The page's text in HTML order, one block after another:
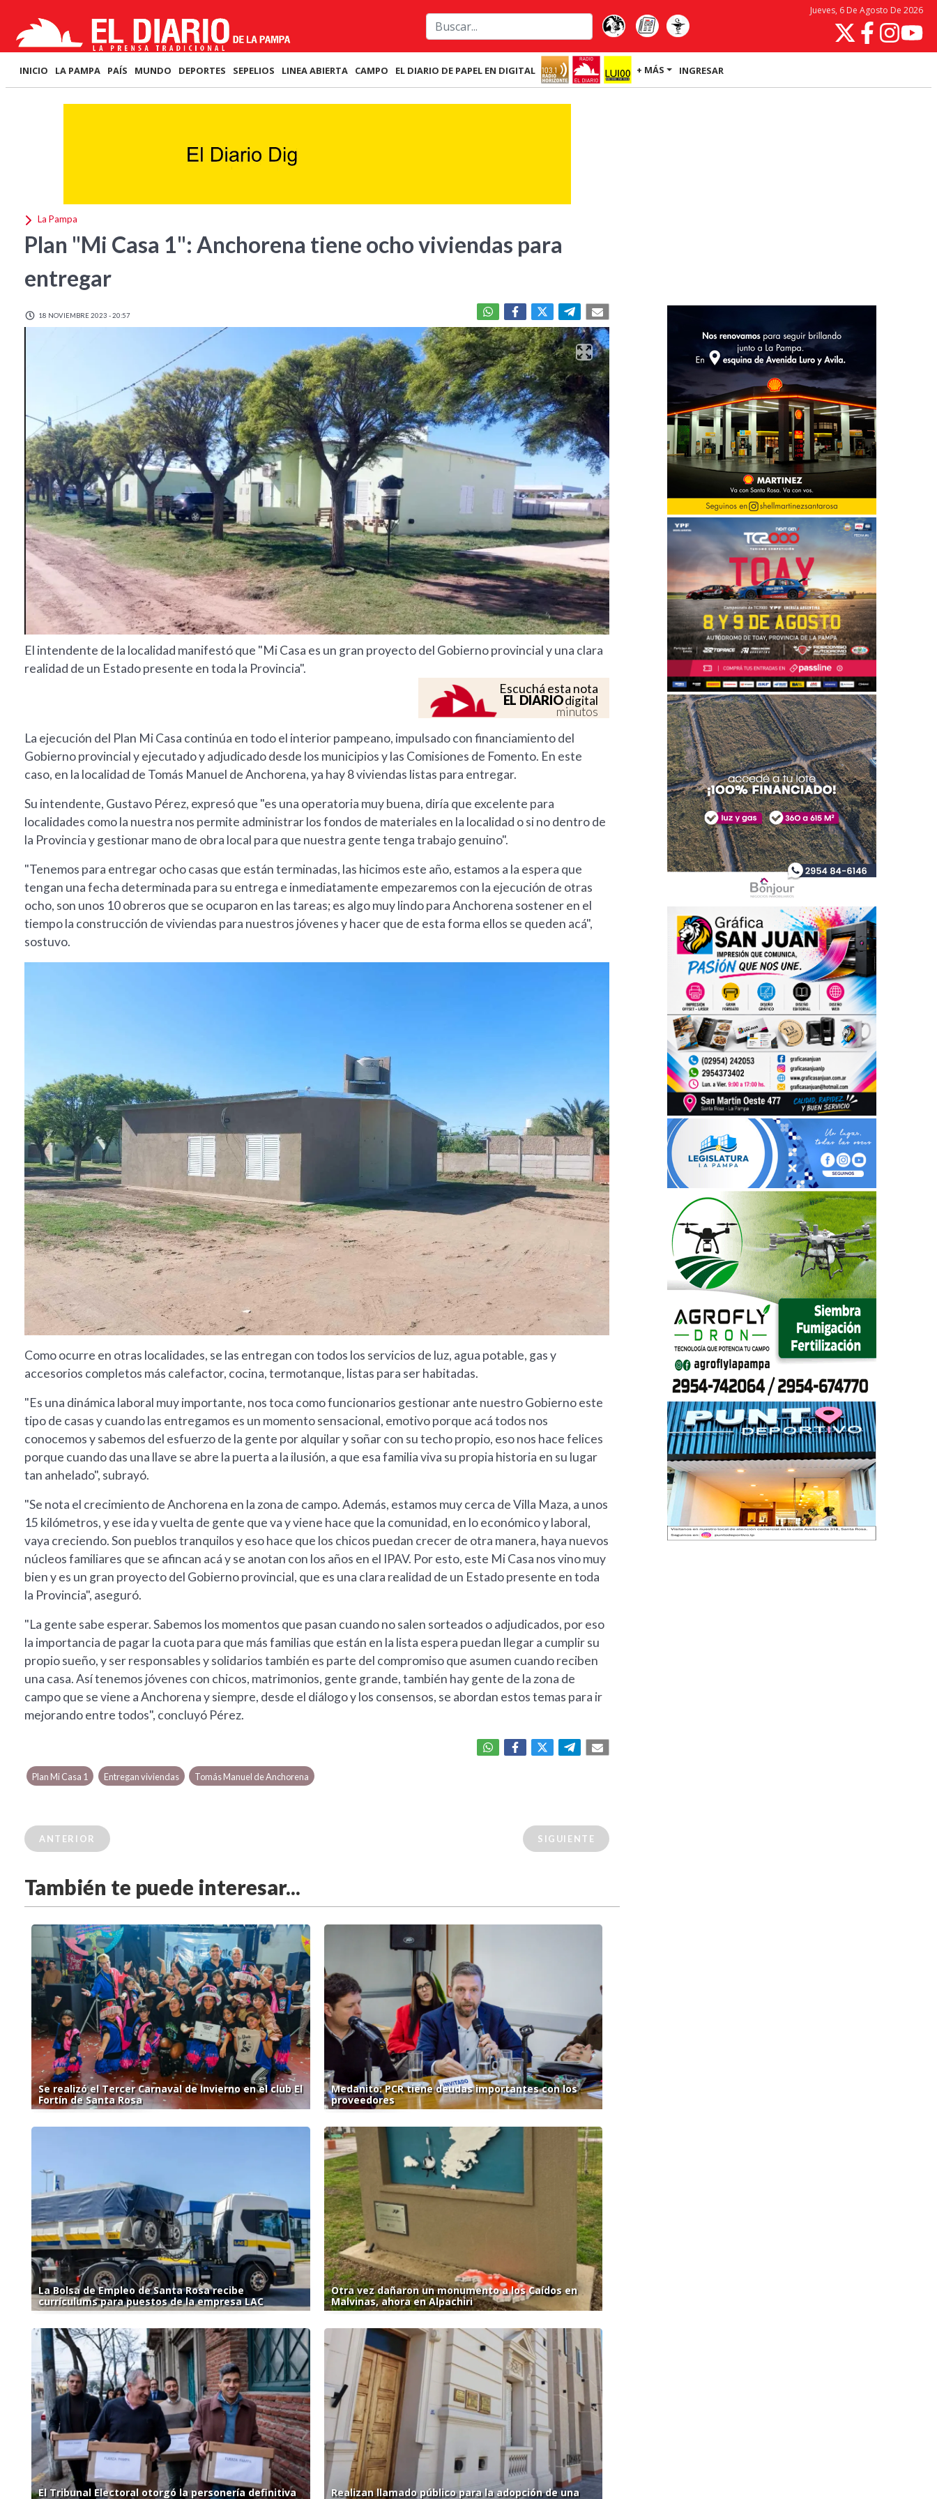
Jueves, 6 De Agosto De 2026
INICIO LA PAMPA PAÍS MUNDO DEPORTES SEPELIOS LINEA ABIERTA CAMPO EL DIARIO DE PAPEL EN DIGITAL + MÁS INGRESAR
La Pampa
Plan "Mi Casa 1": Anchorena tiene ocho viviendas para
entregar
18 NOVIEMBRE 2023 - 20:57
El intendente de la localidad manifestó que "Mi Casa es un gran proyecto del Gobierno provincial y una clara
realidad de un Estado presente en toda la Provincia".
Escuchá esta nota
EL DIARIOdigital
minutos
La ejecución del Plan Mi Casa continúa en todo el interior pampeano, impulsado con financiamiento del
Gobierno provincial y ejecutado y adjudicado desde los municipios y las Comisiones de Fomento. En este
caso, en la localidad de Tomás Manuel de Anchorena, ya hay 8 viviendas listas para entregar.
Su intendente, Gustavo Pérez, expresó que "es una operatoria muy buena, diría que excelente para
localidades como la nuestra nos permite administrar los fondos de materiales en la localidad o si no dentro de
la Provincia y gestionar mano de obra local para que nuestra gente tenga trabajo genuino".
"Tenemos para entregar ocho casas que están terminadas, las hicimos este año, estamos a la espera que
tengan una fecha determinada para su entrega e inmediatamente empezaremos con la ejecución de otras
ocho, son unos 10 obreros que se ocuparon en las tareas; es algo muy lindo para Anchorena sostener en el
tiempo la construcción de viviendas para nuestros jóvenes y hacer que de esta forma ellos se queden acá",
sostuvo.
Como ocurre en otras localidades, se las entregan con todos los servicios de luz, agua potable, gas y
accesorios completos más calefactor, cocina, termotanque, listas para ser habitadas.
"Es una dinámica laboral muy importante, nos toca como funcionarios gestionar ante nuestro Gobierno este
tipo de casas y cuando las entregamos es un momento sensacional, emotivo porque acá todos nos
conocemos y sabemos del esfuerzo de la gente por alquilar y soñar con su techo propio, eso nos hace felices
porque cuando das una llave se abre la puerta a la ilusión, a que esa familia viva su propia historia en su lugar
tan anhelado", subrayó.
"Se nota el crecimiento de Anchorena en la zona de campo. Además, estamos muy cerca de Villa Maza, a unos
15 kilómetros, y ese ida y vuelta de gente que va y viene hace que la comunidad, en lo económico y laboral,
vaya creciendo. Son pueblos tranquilos y eso hace que los chicos puedan crecer de otra manera, haya nuevos
núcleos familiares que se afincan acá y se anotan con los años en el IPAV. Por esto, este Mi Casa nos vino muy
bien y es un gran proyecto del Gobierno provincial, que es una clara realidad de un Estado presente en toda
la Provincia", aseguró.
"La gente sabe esperar. Sabemos los momentos que pasan cuando no salen sorteados o adjudicados, por eso
la importancia de pagar la cuota para que más familias que están en la lista espera puedan llegar a cumplir su
propio sueño, y ser responsables y solidarios también es parte del compromiso que asumen cuando reciben
una casa. Así tenemos jóvenes con chicos, matrimonios, gente grande, también hay gente de la zona de
campo que se viene a Anchorena y siempre, desde el diálogo y los consensos, se abordan estos temas para ir
mejorando entre todos", concluyó Pérez.
Plan Mi Casa 1 Entregan viviendas Tomás Manuel de Anchorena
ANTERIOR SIGUIENTE
También te puede interesar...
Se realizó el Tercer Carnaval de Invierno en el club El
Fortín de Santa Rosa
Medanito: PCR tiene deudas importantes con los
proveedores
La Bolsa de Empleo de Santa Rosa recibe
currículums para puestos de la empresa LAC
Otra vez dañaron un monumento a los Caídos en
Malvinas, ahora en Alpachiri
El Tribunal Electoral otorgó la personería definitiva
Realizan llamado público para la adopción de una